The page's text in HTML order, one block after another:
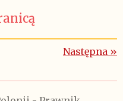
Następna »